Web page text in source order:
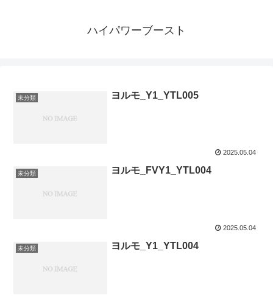
ハイパワーブースト
未分類 ヨルモ_Y1_YTL005
2025.05.04
未分類 ヨルモ_FVY1_YTL004
2025.05.04
未分類 ヨルモ_Y1_YTL004